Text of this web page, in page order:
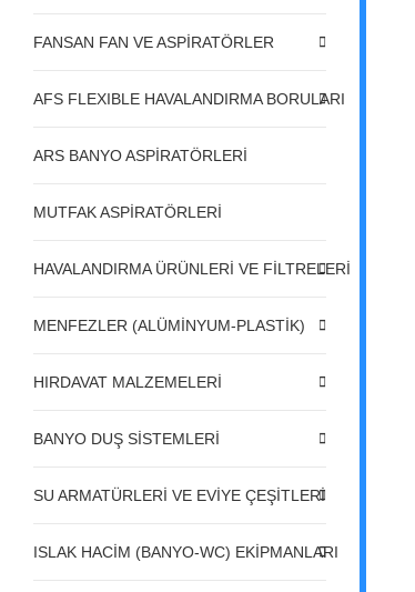
FANSAN FAN VE ASPİRATÖRLER
AFS FLEXIBLE HAVALANDIRMA BORULARI
ARS BANYO ASPİRATÖRLERİ
MUTFAK ASPİRATÖRLERİ
HAVALANDIRMA ÜRÜNLERİ VE FİLTRELERİ
MENFEZLER (ALÜMİNYUM-PLASTİK)
HIRDAVAT MALZEMELERİ
BANYO DUŞ SİSTEMLERİ
SU ARMATÜRLERİ VE EVİYE ÇEŞİTLERİ
ISLAK HACİM (BANYO-WC) EKİPMANLARI